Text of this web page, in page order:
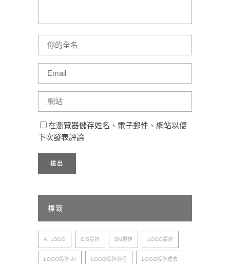
在瀏覽器儲存姓名、電子郵件、網站以便
下次發表評論
標籤
AI LOGO CIS設計 DM製作 LOGO設計
LOGO設計 AI LOGO設計流程 LOGO設計理念